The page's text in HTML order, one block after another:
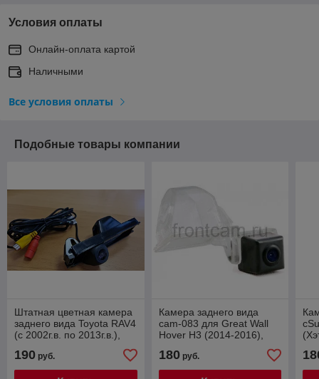
Условия оплаты
Онлайн-оплата картой
Наличными
Все условия оплаты
Подобные товары компании
Штатная цветная камера
заднего вида Toyota RAV4
(с 2002г.в. по 2013г.в.),
Auris с линиями разметки
190 руб.
Камера заднего вида
cam-083 для Great Wall
Hover H3 (2014-2016),
Hover H6 (2012-2017),
Hover M4 (2013-2017)
180руб.